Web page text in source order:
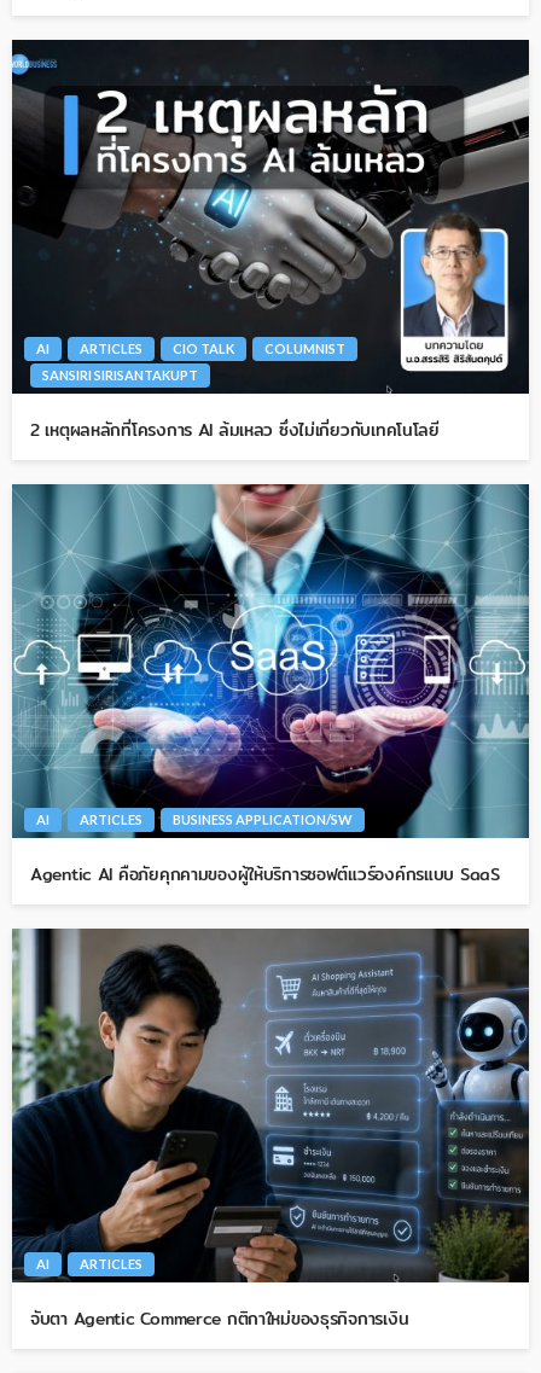
AI ARTICLES CIO TALK
COLUMNIST
SANSIRI SIRISANTAKUPT
2 เหตุผลหลักที่โครงการ AI ล้มเหลว ซึ่งไม่เกี่ยวกับเทคโนโลยี
AI ARTICLES BUSINESS APPLICATION/SW
Agentic AI คือภัยคุกคามของผู้ให้บริการซอฟต์แวร์องค์กรแบบ SaaS
AI ARTICLES
จับตา Agentic Commerce กติกาใหม่ของธุรกิจการเงิน